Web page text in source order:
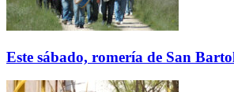
Este sábado, romería de San